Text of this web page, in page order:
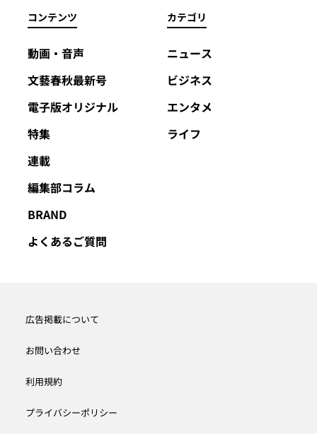
コンテンツ
動画・音声
文藝春秋最新号
電子版オリジナル
特集
連載
編集部コラム
BRAND
よくあるご質問
カテゴリ
ニュース
ビジネス
エンタメ
ライフ
広告掲載について
お問い合わせ
利用規約
プライバシーポリシー